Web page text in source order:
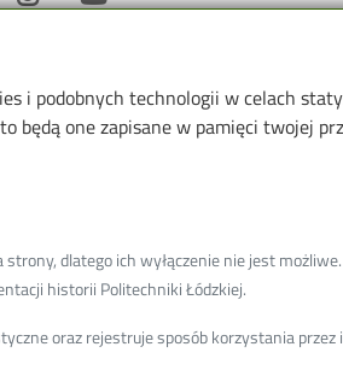
i podobnych technologii w celach
będą one zapisane w pamięci twojej
dlatego ich wyłączenie nie jest
historii Politechniki Łódzkiej.
oraz rejestruje sposób korzystania
Informacje o
Koronawirus - informacje
Rekrutacja PŁ